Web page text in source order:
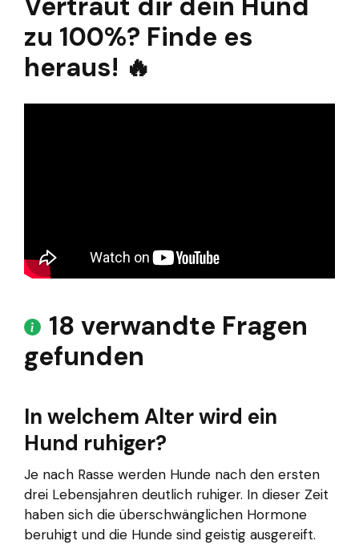
zu 100%? Finde es
heraus! 🔥
18 verwandte Fragen
gefunden
In welchem Alter wird ein
Hund ruhiger?
Je nach Rasse werden Hunde nach den ersten
drei Lebensjahren deutlich ruhiger. In dieser Zeit
haben sich die überschwänglichen Hormone
beruhigt und die Hunde sind geistig ausgereift.